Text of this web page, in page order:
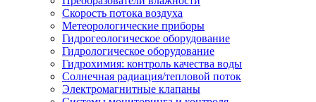
Скорость потока воздуха
Метеорологические приборы
Гидрогеологическое оборудование
Гидрологическое оборудование
Гидрохимия: контроль качества воды
Солнечная радиация/тепловой поток
Электромагнитные клапаны